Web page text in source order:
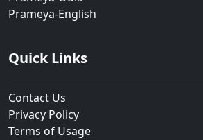
Prameya-English
Quick Links
Contact Us
Privacy Policy
Terms of Usage